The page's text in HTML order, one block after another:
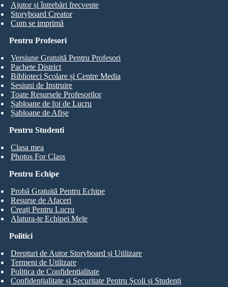
Ajutor și întrebări frecvente
Storyboard Creator
Cum se imprimă
Pentru Studenti
Clasa mea
Photos For Class
Pentru Profesori
Versiune Gratuită Pentru Profesori
Pachete District
Biblioteci Școlare și Centre Media
Sesiuni de Instruire
Toate Resursele Profesorilor
Șabloane de foi de Lucru
Șabloane de Afișe
Pentru Echipe
Probă Gratuită Pentru Echipe
Resurse de Afaceri
Creați Pentru Lucru
Alatura-te Echipei Mele
Politici
Drepturi de Autor Storyboard și Utilizare
Termeni de Utilizare
Politica de Confidentialitate
Confidențialitate și Securitate Pentru Școli și Studenți